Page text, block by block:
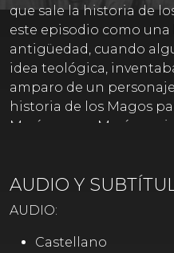
que sale la historia de
este episodio como
antigüedad, cuando
idea teológica,
amparo de un
historia de los Magos
Mesías es un Mesías
AUDIO Y
AUDIO:
Castellano